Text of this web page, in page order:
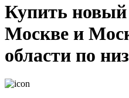
Купить
Москве и
области по